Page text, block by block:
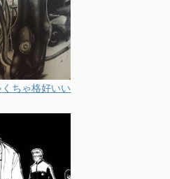
くちゃ格好いい